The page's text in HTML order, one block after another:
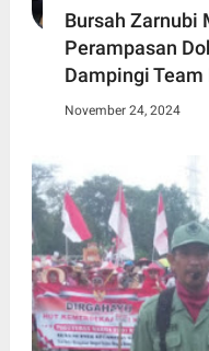
Bursah Zarnubi
Perampasan
Dampingi
November 24, 2024